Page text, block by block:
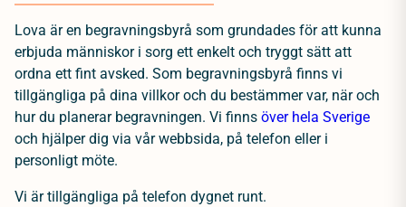
Lova är en begravningsbyrå som grundades för att kunna
erbjuda människor i sorg ett enkelt och tryggt sätt att
ordna ett fint avsked. Som begravningsbyrå finns vi
tillgängliga på dina villkor och du bestämmer var, när och
hur du planerar begravningen. Vi finns över hela Sverige
och hjälper dig via vår webbsida, på telefon eller i
personligt möte.
Vi är tillgängliga på telefon dygnet runt.